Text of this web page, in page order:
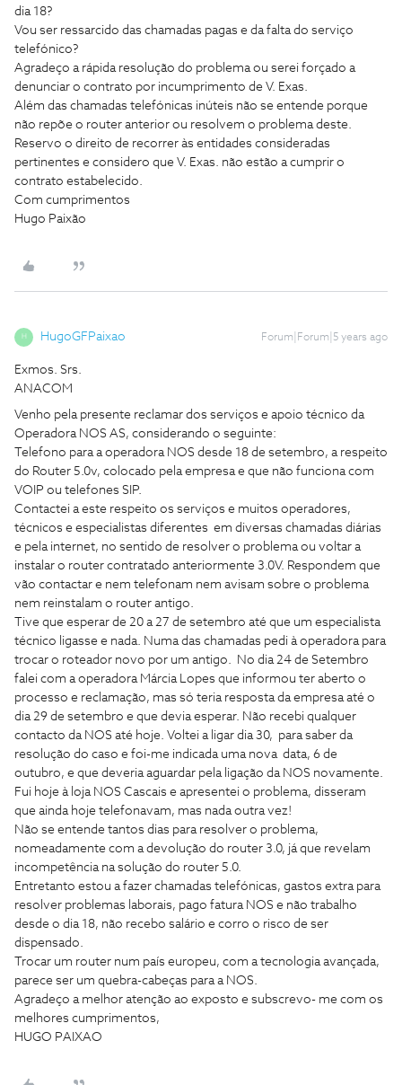
dia 18?
Vou ser ressarcido das chamadas pagas e da falta do serviço
telefónico?
Agradeço a rápida resolução do problema ou serei forçado a
denunciar o contrato por incumprimento de V. Exas.
Além das chamadas telefónicas inúteis não se entende porque
não repõe o router anterior ou resolvem o problema deste.
Reservo o direito de recorrer às entidades consideradas
pertinentes e considero que V. Exas. não estão a cumprir o
contrato estabelecido.
Com cumprimentos
Hugo Paixão
H HugoGFPaixao Forum|Forum|5 years ago
Exmos. Srs.
ANACOM
Venho pela presente reclamar dos serviços e apoio técnico da
Operadora NOS AS, considerando o seguinte:
Telefono para a operadora NOS desde 18 de setembro, a respeito
do Router 5.0v, colocado pela empresa e que não funciona com
VOIP ou telefones SIP.
Contactei a este respeito os serviços e muitos operadores,
técnicos e especialistas diferentes em diversas chamadas diárias
e pela internet, no sentido de resolver o problema ou voltar a
instalar o router contratado anteriormente 3.0V. Respondem que
vão contactar e nem telefonam nem avisam sobre o problema
nem reinstalam o router antigo.
Tive que esperar de 20 a 27 de setembro até que um especialista
técnico ligasse e nada. Numa das chamadas pedi à operadora para
trocar o roteador novo por um antigo. No dia 24 de Setembro
falei com a operadora Márcia Lopes que informou ter aberto o
processo e reclamação, mas só teria resposta da empresa até o
dia 29 de setembro e que devia esperar. Não recebi qualquer
contacto da NOS até hoje. Voltei a ligar dia 30, para saber da
resolução do caso e foi-me indicada uma nova data, 6 de
outubro, e que deveria aguardar pela ligação da NOS novamente.
Fui hoje à loja NOS Cascais e apresentei o problema, disseram
que ainda hoje telefonavam, mas nada outra vez!
Não se entende tantos dias para resolver o problema,
nomeadamente com a devolução do router 3.0, já que revelam
incompetência na solução do router 5.0.
Entretanto estou a fazer chamadas telefónicas, gastos extra para
resolver problemas laborais, pago fatura NOS e não trabalho
desde o dia 18, não recebo salário e corro o risco de ser
dispensado.
Trocar um router num país europeu, com a tecnologia avançada,
parece ser um quebra-cabeças para a NOS.
Agradeço a melhor atenção ao exposto e subscrevo- me com os
melhores cumprimentos,
HUGO PAIXAO